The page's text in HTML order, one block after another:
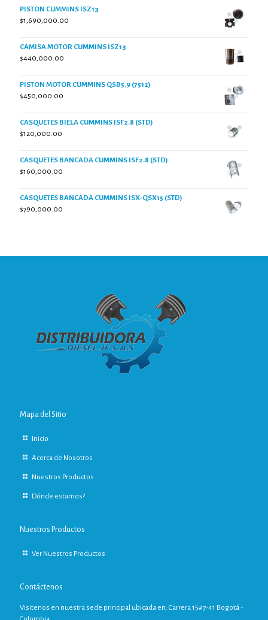
PISTON CUMMINS ISZ13
$1,690,000.00
CAMISA MOTOR CUMMINS ISZ13
$440,000.00
PISTON MOTOR CUMMINS QSB5.9 (7512)
$450,000.00
CASQUETES BIELA CUMMINS ISF2.8 (STD)
$120,000.00
CASQUETES BANCADA CUMMINS ISF2.8 (STD)
$160,000.00
CASQUETES BANCADA CUMMINS ISX-QSX15 (STD)
$790,000.00
Mapa del Sitio
Inicio
Acerca de Nosotros
Nuestros Productos
Dónde estamos?
Nuestros Productos
Ver Nuestros Productos
Contáctenos
Visitenos en nuestra sede principal ubicada en: Carrera 15#7-41 Bogotá -